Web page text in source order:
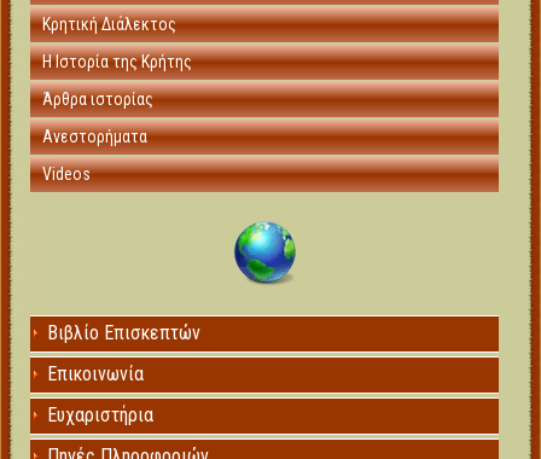
Κρητική Διάλεκτος
Η Ιστορία της Κρήτης
Άρθρα ιστορίας
Ανεστορήματα
Videos
Βιβλίο Επισκεπτών
Επικοινωνία
Ευχαριστήρια